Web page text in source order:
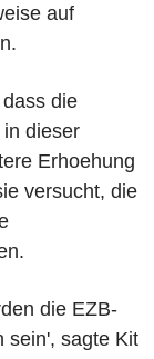
auf
die
dieser
Erhoehung
versucht, die
die EZB-
sein', sagte Kit